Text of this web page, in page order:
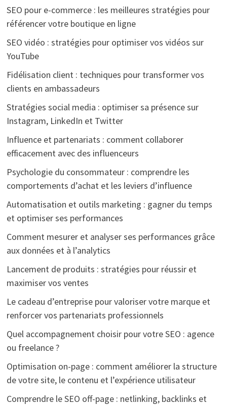
SEO pour e-commerce : les meilleures stratégies pour
référencer votre boutique en ligne
SEO vidéo : stratégies pour optimiser vos vidéos sur
YouTube
Fidélisation client : techniques pour transformer vos
clients en ambassadeurs
Stratégies social media : optimiser sa présence sur
Instagram, LinkedIn et Twitter
Influence et partenariats : comment collaborer
efficacement avec des influenceurs
Psychologie du consommateur : comprendre les
comportements d’achat et les leviers d’influence
Automatisation et outils marketing : gagner du temps
et optimiser ses performances
Comment mesurer et analyser ses performances grâce
aux données et à l’analytics
Lancement de produits : stratégies pour réussir et
maximiser vos ventes
Le cadeau d’entreprise pour valoriser votre marque et
renforcer vos partenariats professionnels
Quel accompagnement choisir pour votre SEO : agence
ou freelance ?
Optimisation on-page : comment améliorer la structure
de votre site, le contenu et l’expérience utilisateur
Comprendre le SEO off-page : netlinking, backlinks et